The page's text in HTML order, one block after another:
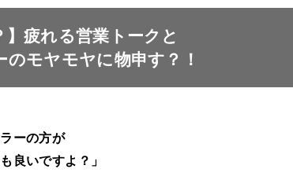
】疲れる営業トークと
のモヤモヤに物申す？！
ーの方が
良いですよ？」